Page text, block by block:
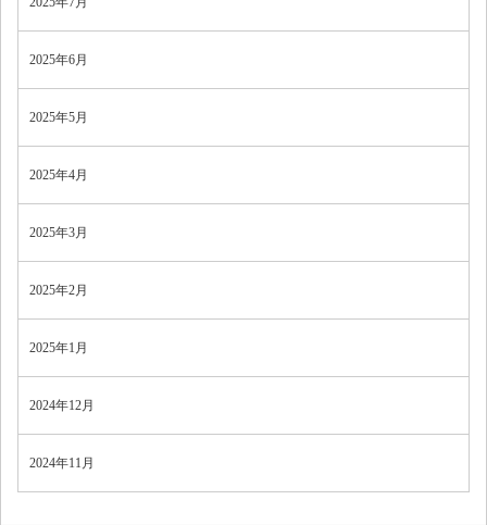
2025年6月
2025年5月
2025年4月
2025年3月
2025年2月
2025年1月
2024年12月
2024年11月